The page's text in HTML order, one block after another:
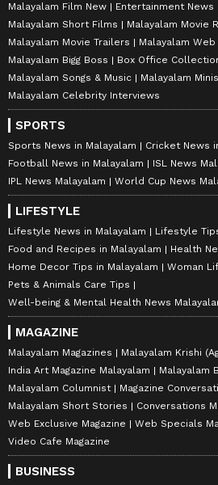
Malayalam Film New
Entertainment News
Malayalam Short Films
Malayalam Movie
Malayalam Movie Trailers
Malayalam
Malayalam Bigg Boss
Box Office
Malayalam Songs & Music
Malayalam
Malayalam Celebrity Interviews
SPORTS
Sports News in Malayalam
Cricket News
Football News in Malayalam
ISL News
IPL News Malayalam
World Cup News
LIFESTYLE
Lifestyle News in Malayalam
Lifestyle
Food and Recipes in Malayalam
Health
Home Decor Tips in Malayalam
Woman
Pets & Animals Care Tips
Well-being & Mental Health News
MAGAZINE
Malayalam Magazines
Malayalam Krishi
India Art Magazine Malayalam
Malayalam
Malayalam Columnist
Magazine
Malayalam Short Stories
Conversations
Web Exclusive Magazine
Web Specials
Video Cafe Magazine
BUSINESS